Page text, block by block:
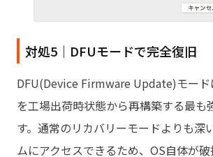
対処5｜DFUモードで完全復旧
DFU(Device Firmware Update)モー
を工場出荷時状態から再構築する最も
す。通常のリカバリーモードよりも深
ムにアクセスできるため、OS自体が